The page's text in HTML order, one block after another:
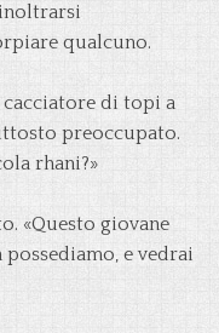
qualcuno.
cacciatore di topi a
preoccupato.
rhani?»
«Questo giovane
possediamo, e vedrai